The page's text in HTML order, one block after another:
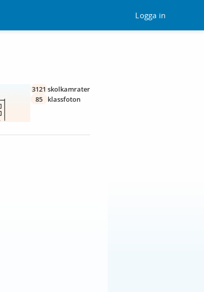
Logga in
3121 skolkamrater
85
klassfoton